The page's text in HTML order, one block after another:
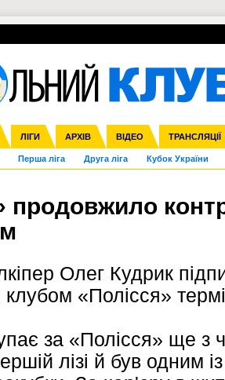
ЛІГИ АРХІВ ВІДЕО ТРАНСЛЯЦІЇ
Перша ліга Друга ліга Кубок України
Міжнародні Ліга націй Ліга
Німеччина Франція Інші
Росія Кубок конфедерацій ЧЄ-2015 (U-
ВІЙНА УПЛ-ПЕРЕХОДИ
продовжило
Олег Кудрик
«Полісся»
за «Полісся» ще з
лізі й був одним